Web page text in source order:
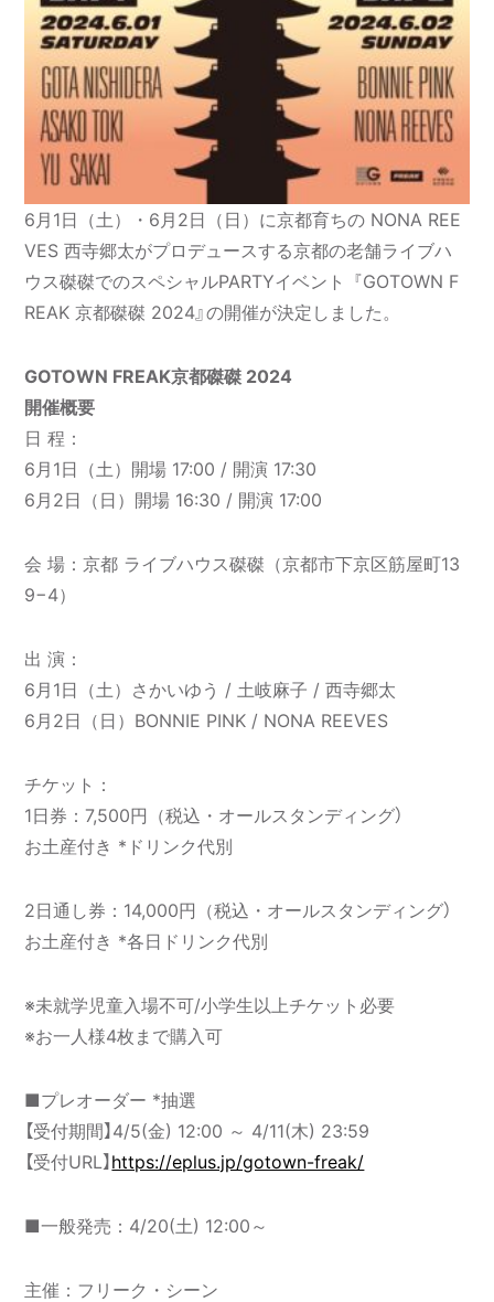
6月1日（土）・6月2日（日）に京都育ちの NONA REE
VES 西寺郷太がプロデュースする京都の老舗ライブハ
ウス磔磔でのスペシャルPARTYイベント『GOTOWN F
REAK 京都磔磔 2024』の開催が決定しました。
GOTOWN FREAK京都磔磔 2024
開催概要
日 程：
6月1日（土）開場 17:00 / 開演 17:30
6月2日（日）開場 16:30 / 開演 17:00
会 場：京都 ライブハウス磔磔（京都市下京区筋屋町13
9−4）
出 演：
6月1日（土）さかいゆう / 土岐麻子 / 西寺郷太
6月2日（日）BONNIE PINK / NONA REEVES
チケット：
1日券：7,500円（税込・オールスタンディング）
お土産付き *ドリンク代別
2日通し券：14,000円（税込・オールスタンディング）
お土産付き *各日ドリンク代別
※未就学児童⼊場不可/⼩学⽣以上チケット必要
※お一人様4枚まで購入可
■プレオーダー *抽選
【受付期間】4/5(金) 12:00 ～ 4/11(木) 23:59
【受付URL】 https://eplus.jp/gotown-freak/
■一般発売：4/20(土) 12:00～
主催：フリーク・シーン